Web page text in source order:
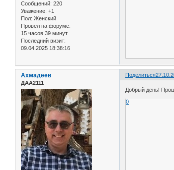
Сообщений: 220
Уважение: +1
Пол: Женский
Провел на форуме:
15 часов 39 минут
Последний визит:
09.04.2025 18:38:16
Поделиться
Ахмадеев
ДАА2111
Добрый день!
0